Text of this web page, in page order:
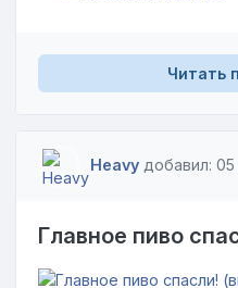
Читать
Heavy добавил:
Главное пиво